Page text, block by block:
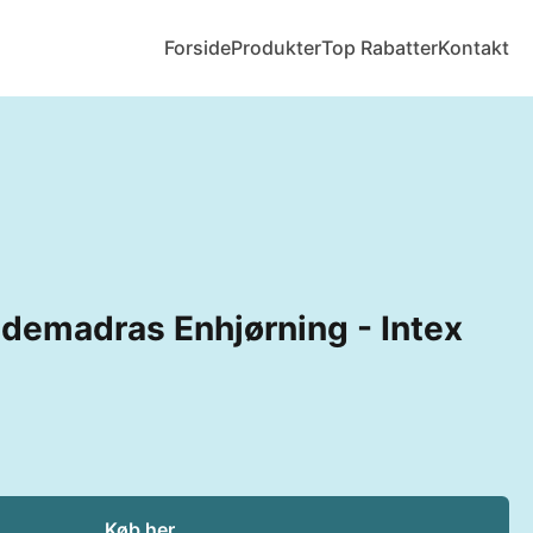
ForsideProdukterTop RabatterKontakt
Enhjørning - Intex